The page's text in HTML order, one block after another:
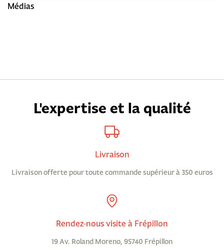
Médias
L'expertise et la qualité
Livraison
Livraison offerte pour toute commande supérieur à 350 euros
Rendez-nous visite à Frépillon
19 Av. Roland Moreno, 95740 Frépillon